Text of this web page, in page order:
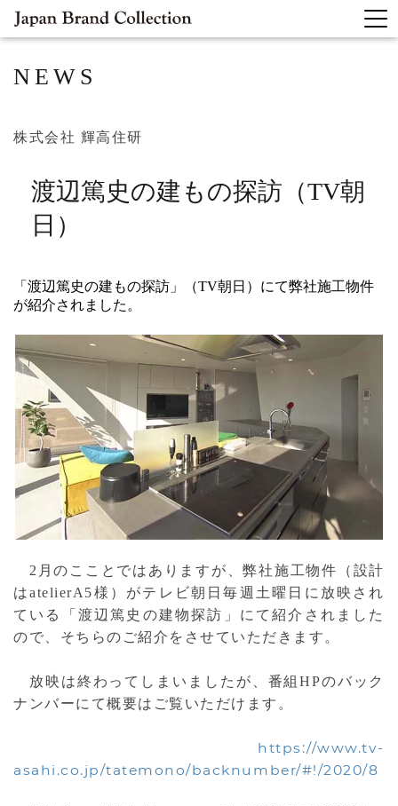
NEWS
株式会社 輝高住研
渡辺篤史の建もの探訪（TV朝
日）
「渡辺篤史の建もの探訪」（TV朝日）にて弊社施工物件
が紹介されました。
2月のこことではありますが、弊社施工物件（設計
はatelierA5様）がテレビ朝日毎週土曜日に放映され
ている「渡辺篤史の建物探訪」にて紹介されました
ので、そちらのご紹介をさせていただきます。
放映は終わってしまいましたが、番組HPのバック
ナンバーにて概要はご覧いただけます。
https://www.tv-
asahi.co.jp/tatemono/backnumber/#!/2020/8